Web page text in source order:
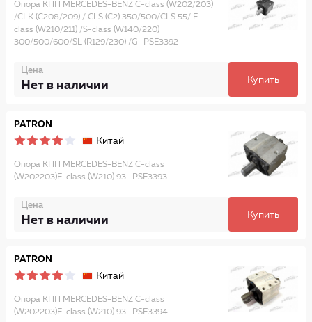
Опора КПП MERCEDES-BENZ C-class (W202/203)
/CLK (C208/209) / CLS (C2) 350/500/CLS 55/ E-
class (W210/211) /S-class (W140/220)
300/500/600/SL (R129/230) /G- PSE3392
Цена
Нет в наличии Купить
PATRON
Китай
Опора КПП MERCEDES-BENZ C-class
(W202203)E-class (W210) 93- PSE3393
Цена
Нет в наличии Купить
PATRON
Китай
Опора КПП MERCEDES-BENZ C-class
(W202203)E-class (W210) 93- PSE3394